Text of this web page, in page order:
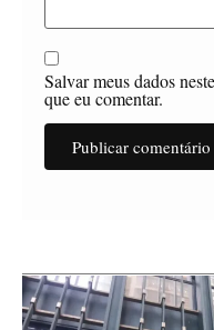
Salvar meus dados
que eu comentar.